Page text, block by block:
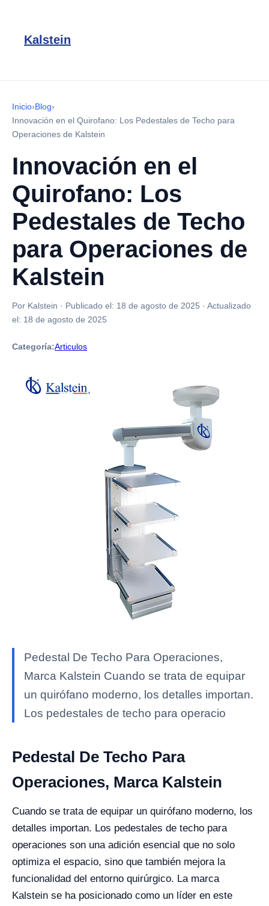
Kalstein
Inicio›Blog›
Innovación en el Quirofano: Los Pedestales de Techo para
Operaciones de Kalstein
Innovación en el
Quirofano: Los
Pedestales de Techo
para Operaciones de
Kalstein
Por Kalstein · Publicado el: 18 de agosto de 2025 · Actualizado
el: 18 de agosto de 2025
Categoría:Articulos
Pedestal De Techo Para Operaciones,
Marca Kalstein Cuando se trata de equipar
un quirófano moderno, los detalles importan.
Los pedestales de techo para operacio
Pedestal De Techo Para
Operaciones, Marca Kalstein
Cuando se trata de equipar un quirófano moderno, los
detalles importan. Los pedestales de techo para
operaciones son una adición esencial que no solo
optimiza el espacio, sino que también mejora la
funcionalidad del entorno quirúrgico. La marca
Kalstein se ha posicionado como un líder en este